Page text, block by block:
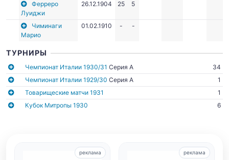
Ферреро
Луиджи
26.12.1904 25 5
Чиминаги
Марио
01.02.1910 - -
ТУРНИРЫ
Чемпионат Италии 1930/31 Серия A
34
Чемпионат Италии 1929/30 Серия A
1
Товарищеские матчи 1931
1
Кубок Митропы 1930
6
реклама реклама